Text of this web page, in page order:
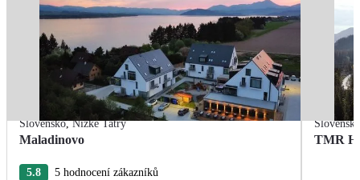
Slovensko,Nízké Tatry
Maladinovo
5.8 5 hodnocení zákazníků
TMR